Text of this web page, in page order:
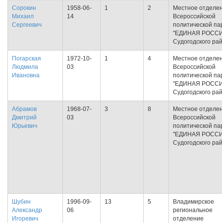
Сорокин
Михаил
Сергеевич
1958-06-
14
1 2
Местное
Всероссийской
политической
"ЕДИНАЯ
Судогодского
Погарская
Людмила
Ивановна
1972-10-
03
1 4
Местное
Всероссийской
политической
"ЕДИНАЯ
Судогодского
Абрамов
Дмитрий
Юрьевич
1968-07-
03
3 8
Местное
Всероссийской
политической
"ЕДИНАЯ
Судогодского
Шубин
Александр
Игоревич
1996-09-
06
13 5
Владимирское
региональное
отделение